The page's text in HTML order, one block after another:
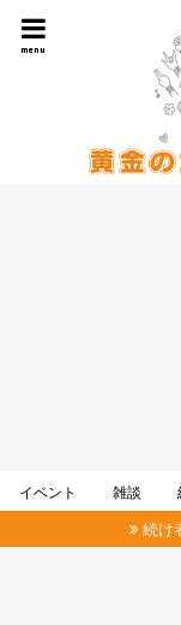
menu
イベント 雑談
続け